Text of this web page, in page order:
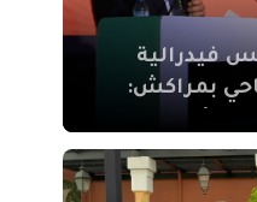
فيدرالية
بمراكش:
لكسب